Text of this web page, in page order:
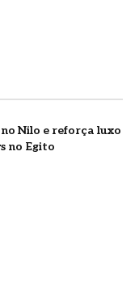
Nilo e reforça luxo
no Egito